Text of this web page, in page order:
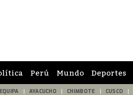
Perú Mundo Deportes
AYACUCHO CHIMBOTE CUSCO